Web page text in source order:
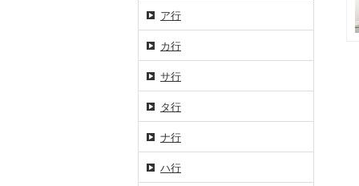
ア行
カ行
サ行
タ行
ナ行
ハ行